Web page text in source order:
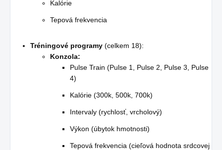
Kalórie
Tepová frekvencia
Tréningové programy (celkem 18):
Konzola:
Pulse Train (Pulse 1, Pulse 2, Pulse 3, Pulse
4)
Kalórie (300k, 500k, 700k)
Intervaly (rychlosť, vrcholový)
Výkon (úbytok hmotnosti)
Tepová frekvencia (cieľová hodnota srdcovej